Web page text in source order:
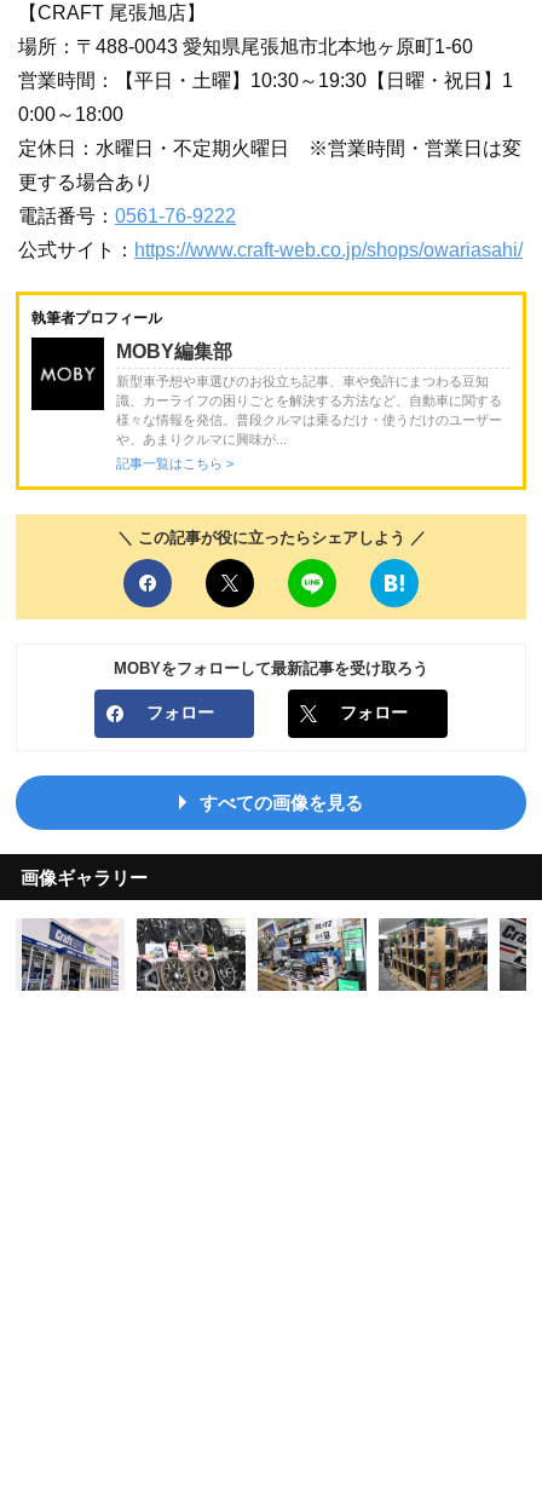
【CRAFT 尾張旭店】
場所：〒488-0043 愛知県尾張旭市北本地ヶ原町1-60
営業時間：【平日・土曜】10:30～19:30【日曜・祝日】1
0:00～18:00
定休日：水曜日・不定期火曜日
※営業時間・営業日は変
更する場合あり
電話番号： 0561-76-9222
公式サイト： https://www.craft-web.co.jp/shops/owariasahi/
執筆者プロフィール
MOBY編集部
新型車予想や車選びのお役立ち記事、車や免許にまつわる豆知
識、カーライフの困りごとを解決する方法など、自動車に関する
様々な情報を発信。普段クルマは乗るだけ・使うだけのユーザー
や、あまりクルマに興味が...
記事一覧はこちら >
＼ この記事が役に立ったらシェアしよう ／
MOBYをフォローして最新記事を受け取ろう
フォロー フォロー
すべての画像を見る
画像ギャラリー